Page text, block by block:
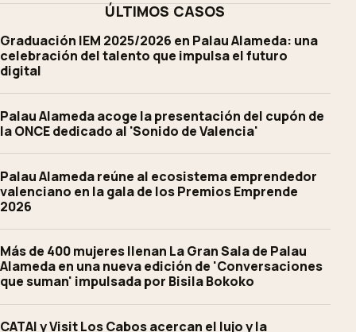
ÚLTIMOS CASOS
Graduación IEM 2025/2026 en Palau Alameda: una
celebración del talento que impulsa el futuro
digital
Palau Alameda acoge la presentación del cupón de
la ONCE dedicado al 'Sonido de Valencia'
Palau Alameda reúne al ecosistema emprendedor
valenciano en la gala de los Premios Emprende
2026
Más de 400 mujeres llenan La Gran Sala de Palau
Alameda en una nueva edición de 'Conversaciones
que suman' impulsada por Bisila Bokoko
CATAI y Visit Los Cabos acercan el lujo y la